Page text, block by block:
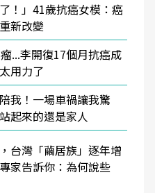
！」41歲抗癌女模：癌
新改變
...李開復17個月抗癌成
用力了
我！一場車禍讓我驚
起來的還是家人
台灣「繭居族」逐年增
家告訴你：為何說些